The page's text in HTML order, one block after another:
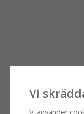
Vi
Vi använder